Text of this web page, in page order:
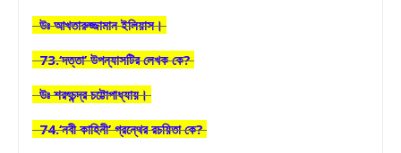
উঃ আখতারুজ্জামান ইলিয়াস।
73.‘দত্তা’ উপন্যাসটির লেখক কে?
উঃ শরৎচন্দ্র চট্টোপাধ্যায়।
74.‘নবী কাহিনী’ গ্রন্থের রচয়িতা কে?